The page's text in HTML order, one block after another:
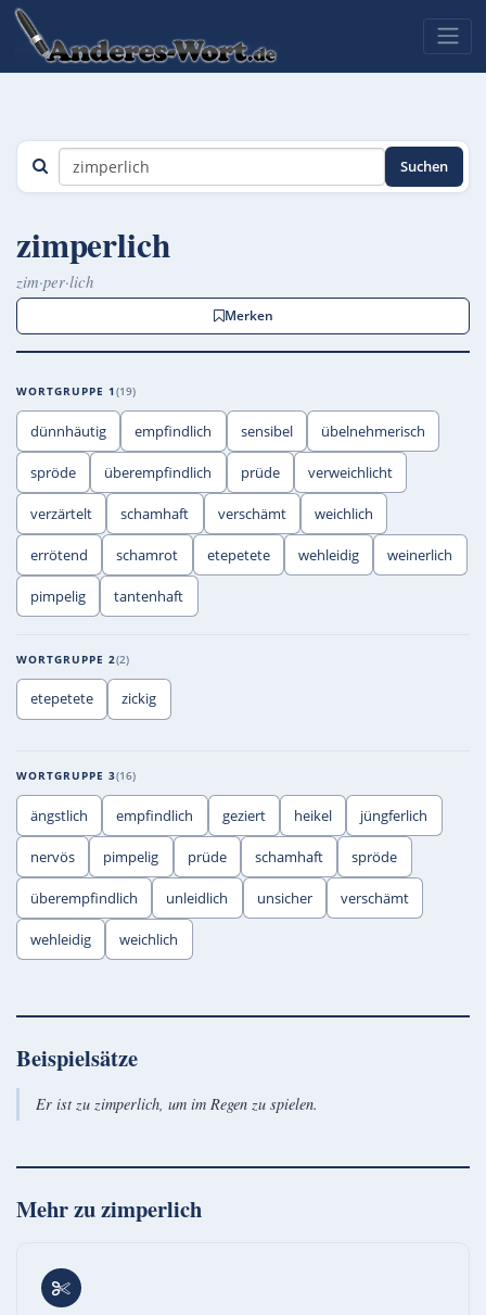
Suchen
zimperlich
zim·per·lich
Merken
WORTGRUPPE 1 19
dünnhäutig empfindlich sensibel übelnehmerisch
spröde überempfindlich prüde verweichlicht
verzärtelt schamhaft verschämt weichlich
errötend schamrot etepetete wehleidig weinerlich
pimpelig tantenhaft
WORTGRUPPE 2 2
etepetete zickig
WORTGRUPPE 3 16
ängstlich empfindlich geziert heikel jüngferlich
nervös pimpelig prüde schamhaft spröde
überempfindlich unleidlich unsicher verschämt
wehleidig weichlich
Beispielsätze
Er ist zu zimperlich, um im Regen zu spielen.
Mehr zuzimperlich